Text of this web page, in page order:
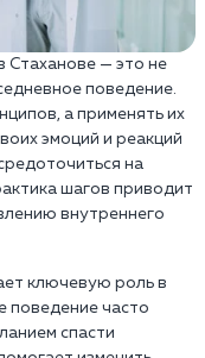
Стаханове — это не
поведение.
а применять их
эмоций и реакций
на
шагов приводит
внутреннего
ключевую роль в
поведение часто
спасти